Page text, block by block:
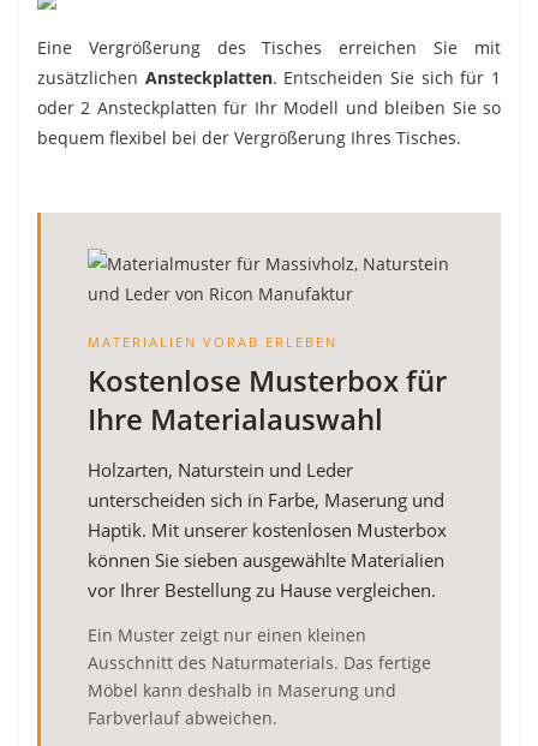
Eine Vergrößerung des Tisches erreichen Sie mit
zusätzlichen Ansteckplatten. Entscheiden Sie sich für 1
oder 2 Ansteckplatten für Ihr Modell und bleiben Sie so
bequem flexibel bei der Vergrößerung Ihres Tisches.
MATERIALIEN VORAB ERLEBEN
Kostenlose Musterbox für
Ihre Materialauswahl
Holzarten, Naturstein und Leder
unterscheiden sich in Farbe, Maserung und
Haptik. Mit unserer kostenlosen Musterbox
können Sie sieben ausgewählte Materialien
vor Ihrer Bestellung zu Hause vergleichen.
Ein Muster zeigt nur einen kleinen
Ausschnitt des Naturmaterials. Das fertige
Möbel kann deshalb in Maserung und
Farbverlauf abweichen.